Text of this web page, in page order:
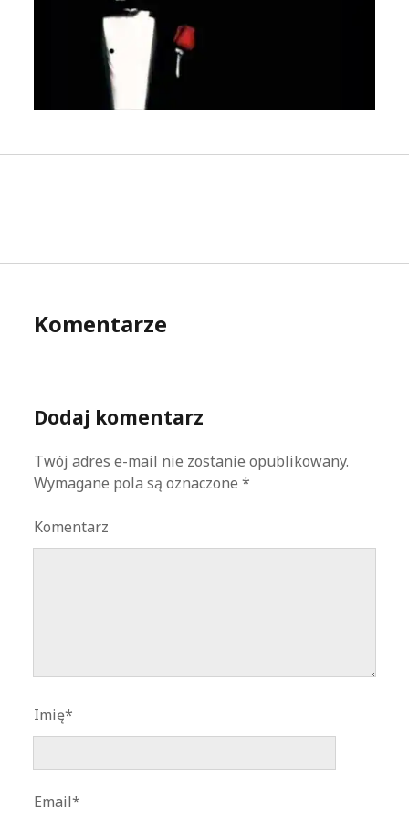
Komentarze
Dodaj komentarz
Twój adres e-mail nie zostanie opublikowany.
Wymagane pola są oznaczone*
Komentarz
Imię*
Email*